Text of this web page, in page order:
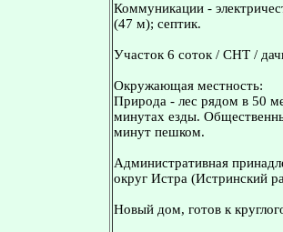
Коммуникации -
(47 м); септик.
Участок 6 соток / СНТ /
Окружающая местность:
Природа - лес рядом в 50
минутах езды.
минут пешком.
Административная
округ Истра (Истринский
Новый дом, готов к